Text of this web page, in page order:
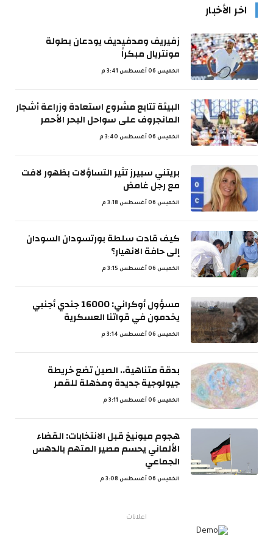
اخر الأخبار
زفيريف ومدفيديف يودعان بطولة
مونتريال مبكراً
الخميس 06 أغسطس 3:41 م
البيئة تتابع مشروع استعادة وزراعة أشجار
المانجروف على سواحل البحر الأحمر
الخميس 06 أغسطس 3:40 م
بريتني سبيرز تثير التساؤلات بظهور لافت
مع رجل غامض
الخميس 06 أغسطس 3:18 م
كيف قادت سلطة بورتسودان السودان
إلى حافة الانهيار؟
الخميس 06 أغسطس 3:15 م
مسؤول أوكراني: 16000 جندي أجنبي
يخدمون في قواتنا العسكرية
الخميس 06 أغسطس 3:14 م
بدقة متناهية.. الصين تضع خريطة
جيولوجية جديدة ومذهلة للقمر
الخميس 06 أغسطس 3:11 م
هجوم ميونيخ قبل الانتخابات: القضاء
الألماني يحسم مصير المتهم بالدهس
الجماعي
الخميس 06 أغسطس 3:08 م
اعلانات